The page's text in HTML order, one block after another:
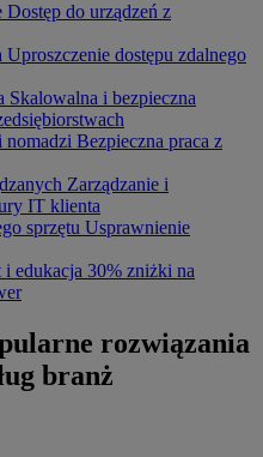
Dostęp do urządzeń z
Uproszczenie dostępu zdalnego
Skalowalna i bezpieczna
nomadzi Bezpieczna praca z
Zarządzanie i
IT klienta
sprzętu Usprawnienie
i edukacja 30% zniżki na
rozwiązania
branż